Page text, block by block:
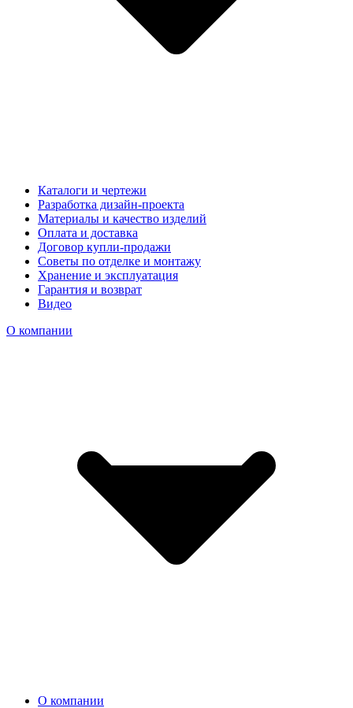
Каталоги и чертежи
Разработка дизайн-проекта
Материалы и качество изделий
Оплата и доставка
Договор купли-продажи
Советы по отделке и монтажу
Хранение и эксплуатация
Гарантия и возврат
Видео
О компании
О компании